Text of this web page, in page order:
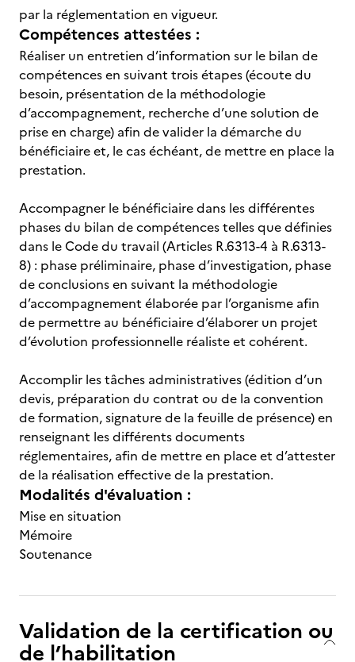
par la réglementation en vigueur.
Compétences attestées :
Réaliser un entretien d’information sur le bilan de
compétences en suivant trois étapes (écoute du
besoin, présentation de la méthodologie
d’accompagnement, recherche d’une solution de
prise en charge) afin de valider la démarche du
bénéficiaire et, le cas échéant, de mettre en place la
prestation.
Accompagner le bénéficiaire dans les différentes
phases du bilan de compétences telles que définies
dans le Code du travail (Articles R.6313-4 à R.6313-
8) : phase préliminaire, phase d’investigation, phase
de conclusions en suivant la méthodologie
d’accompagnement élaborée par l’organisme afin
de permettre au bénéficiaire d’élaborer un projet
d’évolution professionnelle réaliste et cohérent.
Accomplir les tâches administratives (édition d’un
devis, préparation du contrat ou de la convention
de formation, signature de la feuille de présence) en
renseignant les différents documents
réglementaires, afin de mettre en place et d’attester
de la réalisation effective de la prestation.
Modalités d'évaluation :
Mise en situation
Mémoire
Soutenance
Validation de la certification ou
de l’habilitation